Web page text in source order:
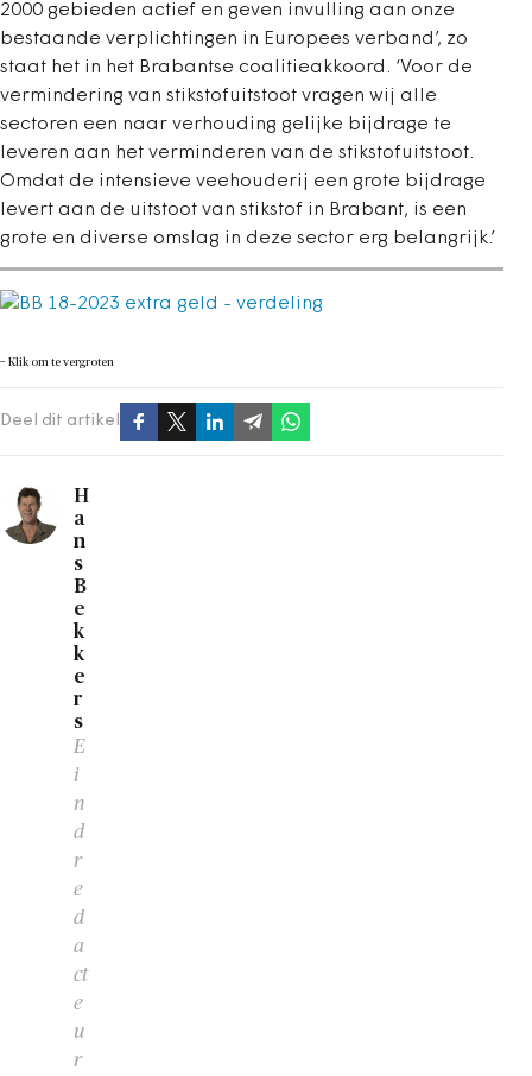
2000 gebieden actief en geven invulling aan onze
bestaande verplichtingen in Europees verband’, zo
staat het in het Brabantse coalitieakkoord. ‘Voor de
vermindering van stikstofuitstoot vragen wij alle
sectoren een naar verhouding gelijke bijdrage te
leveren aan het verminderen van de stikstofuitstoot.
Omdat de intensieve veehouderij een grote bijdrage
levert aan de uitstoot van stikstof in Brabant, is een
grote en diverse omslag in deze sector erg belangrijk.’
− Klik om te vergroten
Deel dit artikel
H
a
n
s
B
e
k
k
e
r
s
E
i
n
d
r
e
d
a
ct
e
u
r